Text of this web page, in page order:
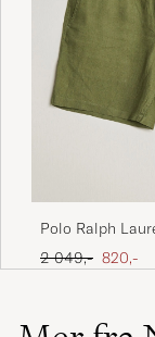
Polo Ralph
Shorts Garden
Ordinær pris
2 049,- Nedsatt
820,-